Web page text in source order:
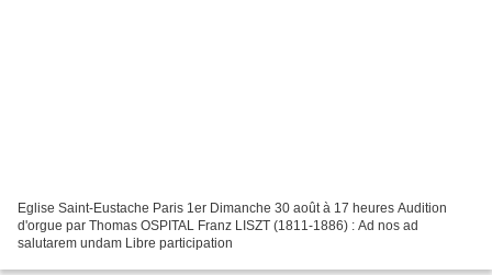
Eglise Saint-Eustache Paris 1er Dimanche 30 août à 17 heures Audition
d'orgue par Thomas OSPITAL Franz LISZT (1811-1886) : Ad nos ad
salutarem undam Libre participation